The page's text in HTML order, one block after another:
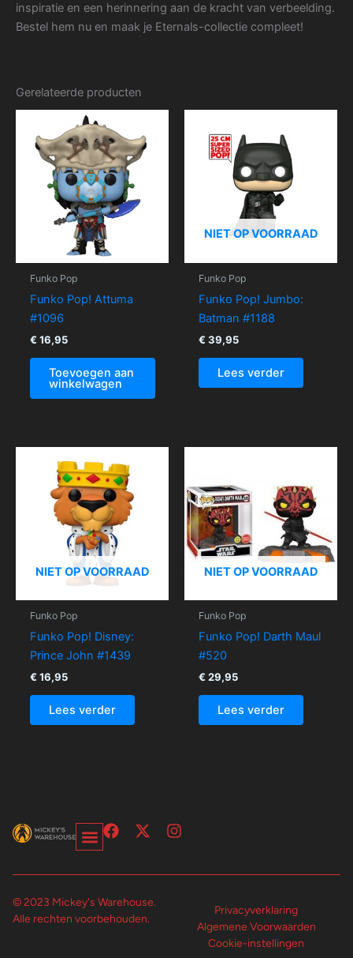
inspiratie en een herinnering aan de kracht van verbeelding.
Bestel hem nu en maak je Eternals-collectie compleet!
Gerelateerde producten
Funko Pop
Funko Pop! Attuma
#1096
€ 16,95
Toevoegen aan
winkelwagen
NIET OP VOORRAAD
Funko Pop
Funko Pop! Jumbo:
Batman #1188
€ 39,95
Lees verder
NIET OP VOORRAAD
Funko Pop
Funko Pop! Disney:
Prince John #1439
€ 16,95
Lees verder
NIET OP VOORRAAD
Funko Pop
Funko Pop! Darth Maul
#520
€ 29,95
Lees verder
F
e
o
o
X
w
t
t
I
t
© 2023 Mickey's Warehouse.
Alle rechten voorbehouden.
Privacyverklaring
Algemene Voorwaarden
Cookie-instellingen